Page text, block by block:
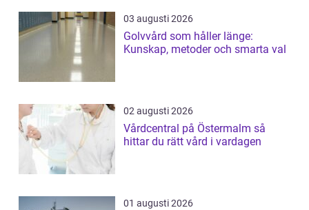
03 augusti 2026
Golvvård som håller länge:
Kunskap, metoder och smarta val
02 augusti 2026
Vårdcentral på Östermalm så
hittar du rätt vård i vardagen
01 augusti 2026